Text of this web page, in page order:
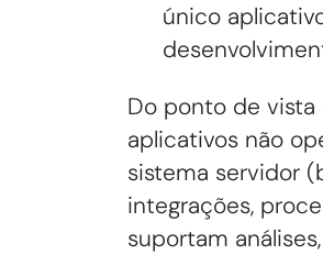
único
Do ponto de
aplicativos não
sistema servidor
integrações,
suportam